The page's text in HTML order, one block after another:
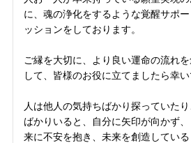
に、魂の浄化をするような覚醒サポ
ッションをしております。
ご縁を大切に、より良い運命の流れ
して、皆様のお役に立てましたら幸い
人は他人の気持ちばかり探っていた
ばかりいると、自分に矢印が向かず
来に不安を抱き、未来を創造してい